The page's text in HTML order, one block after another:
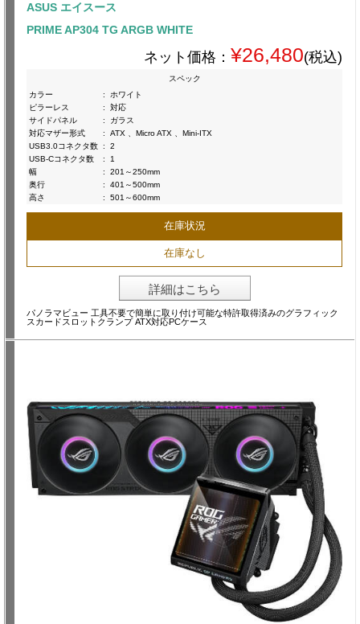
ASUS エイスース
PRIME AP304 TG ARGB WHITE
ネット価格： ¥26,480(税込)
スペック
カラー
:
ホワイト
ピラーレス
:
対応
サイドパネル
:
ガラス
対応マザー形式
:
ATX 、Micro ATX 、Mini-ITX
USB3.0コネクタ数 :
2
USB-Cコネクタ数
:
1
幅
:
201～250mm
奥行
:
401～500mm
高さ
: 501～600mm
在庫状況
在庫なし
詳細はこちら
パノラマビュー 工具不要で簡単に取り付け可能な特許取得済みのグラフィック
スカードスロットクランプ ATX対応PCケース